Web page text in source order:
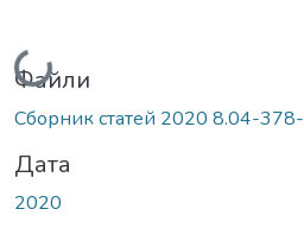
Вантажиться...
Файли
Сборник статей 2020 8.04-
Дата
2020